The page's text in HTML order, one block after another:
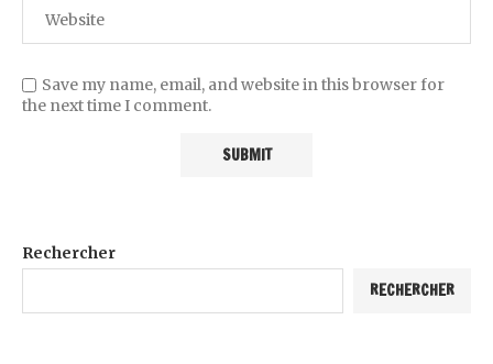
Save my name, email, and website in this browser for
the next time I comment.
Rechercher
RECHERCHER